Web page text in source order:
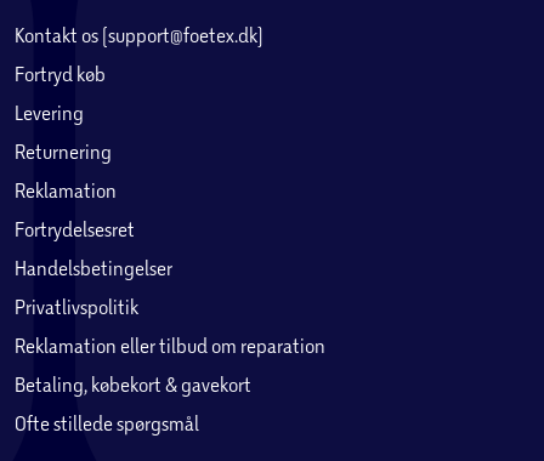
Kontakt os (support@foetex.dk)
Fortryd køb
Levering
Returnering
Reklamation
Fortrydelsesret
Handelsbetingelser
Privatlivspolitik
Reklamation eller tilbud om reparation
Betaling, købekort & gavekort
Ofte stillede spørgsmål